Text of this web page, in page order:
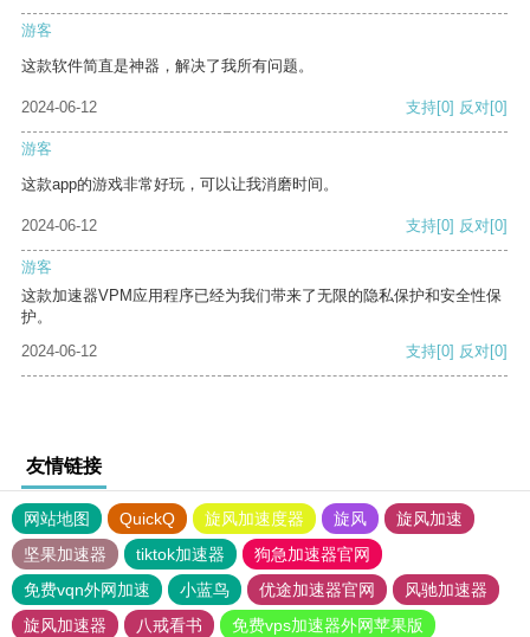
游客
这款软件简直是神器，解决了我所有问题。
2024-06-12 支持[0] 反对[0]
游客
这款app的游戏非常好玩，可以让我消磨时间。
2024-06-12 支持[0] 反对[0]
游客
这款加速器VPM应用程序已经为我们带来了无限的隐私保护和安全性保
护。
2024-06-12
支持[0] 反对[0]
友情链接
网站地图 QuickQ 旋风加速度器 旋风
旋风加速
坚果加速器
tiktok加速器
狗急加速器官网
免费vqn外网加速
小蓝鸟 优途加速器官网
风驰加速器
旋风加速器
八戒看书 免费vps加速器外网苹果版